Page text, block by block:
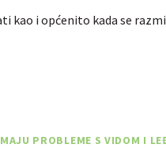
kao i općenito kada se
PROBLEME S VIDOM I